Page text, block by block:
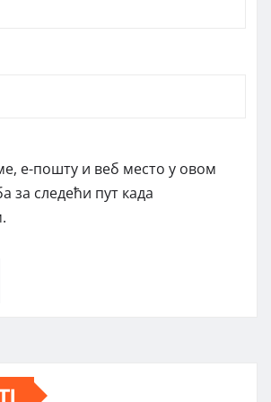
е-пошту и веб место у овом
за следећи пут када